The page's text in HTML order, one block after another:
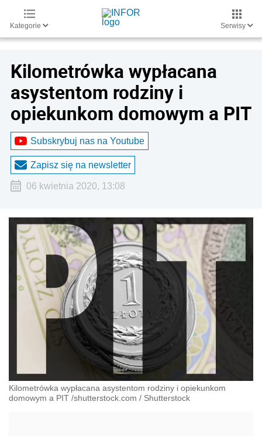
Kategorie Serwisy
Kilometrówka wypłacana
asystentom rodziny i
opiekunkom domowym a PIT
Subskrybuj nas na Youtube
Zapisz się na newsletter
06 kwietnia 2020, 13:08
Kilometrówka wypłacana asystentom rodziny i opiekunkom
domowym a PIT /shutterstock.com / Shutterstock